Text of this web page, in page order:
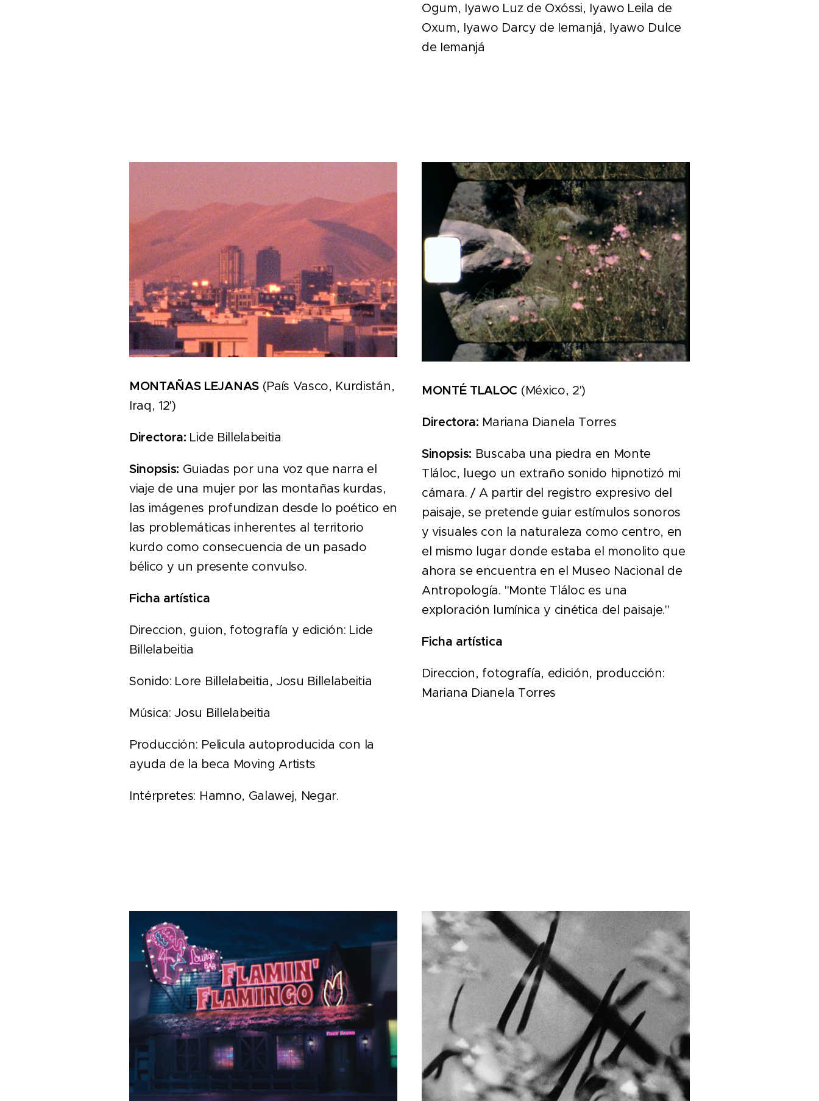
Ogum, Iyawo Luz de Oxóssi, Iyawo Leila de
Oxum, Iyawo Darcy de Iemanjá, Iyawo Dulce
de Iemanjá
MONTAÑAS LEJANAS(País Vasco, Kurdistán,
Iraq, 12')
Directora: Lide Billelabeitia
Sinopsis: Guiadas por una voz que narra el
viaje de una mujer por las montañas kurdas,
las imágenes profundizan desde lo poético en
las problemáticas inherentes al territorio
kurdo como consecuencia de un pasado
bélico y un presente convulso.
Ficha artística
Direccion, guion, fotografía y edición: Lide
Billelabeitia
Sonido: Lore Billelabeitia, Josu Billelabeitia
Música: Josu Billelabeitia
Producción: Pelicula autoproducida con la
ayuda de la beca Moving Artists
Intérpretes: Hamno, Galawej, Negar.
MONTÉ TLALOC (México, 2')
Directora: Mariana Dianela Torres
Sinopsis: Buscaba una piedra en Monte
Tláloc, luego un extraño sonido hipnotizó mi
cámara. / A partir del registro expresivo del
paisaje, se pretende guiar estímulos sonoros
y visuales con la naturaleza como centro, en
el mismo lugar donde estaba el monolito que
ahora se encuentra en el Museo Nacional de
Antropología. "Monte Tláloc es una
exploración lumínica y cinética del paisaje."
Ficha artística
Direccion, fotografía, edición, producción:
Mariana Dianela Torres